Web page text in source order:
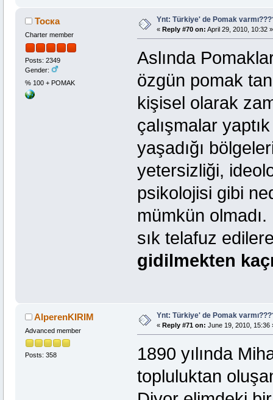
Тоска
Charter member
Posts: 2349
Gender:
% 100 + POMAK
Ynt: Türkiye' de Pomak
« Reply #70 on: April 29, 2010, 10:32 »
Aslında
özgün pomak
kişisel olarak
çalışmalar
yaşadığı
yetersizliği,
psikolojisi gibi
mümkün olmadı.
sık telafuz
gidilmekten
AlperenKIRIM
Advanced member
Posts: 358
Ynt: Türkiye' de Pomak
« Reply #71 on: June 19, 2010, 15:36
1890 yılında
topluluktan